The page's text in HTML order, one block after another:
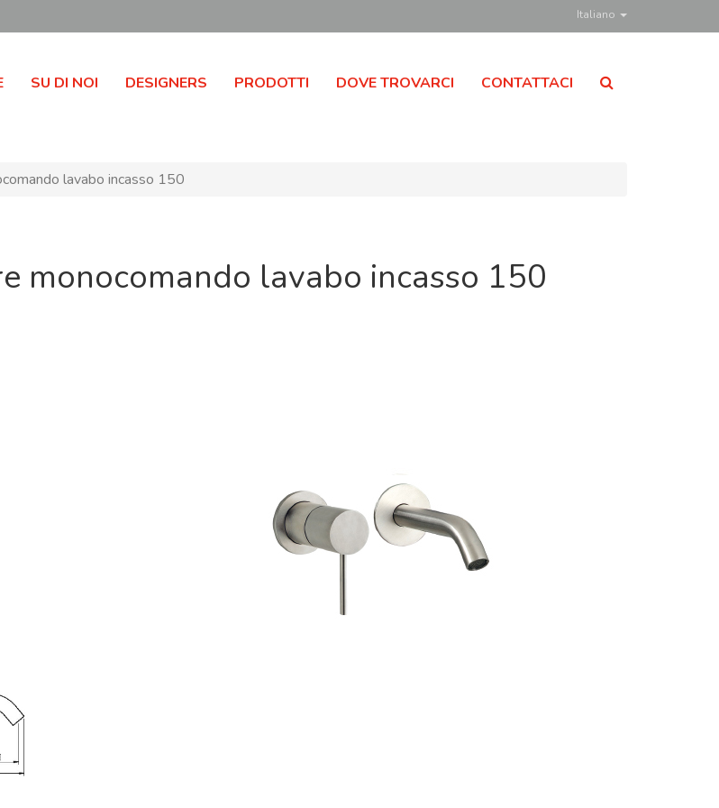
Italiano
SU DI NOI DESIGNERS PRODOTTI DOVE TROVARCI CONTATTACI
lavabo incasso 150
monocomando lavabo incasso 150